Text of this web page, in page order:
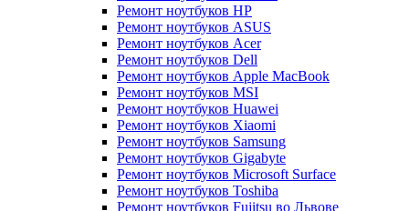
Ремонт ноутбуков HP
Ремонт ноутбуков ASUS
Ремонт ноутбуков Acer
Ремонт ноутбуков Dell
Ремонт ноутбуков Apple MacBook
Ремонт ноутбуков MSI
Ремонт ноутбуков Huawei
Ремонт ноутбуков Xiaomi
Ремонт ноутбуков Samsung
Ремонт ноутбуков Gigabyte
Ремонт ноутбуков Microsoft Surface
Ремонт ноутбуков Toshiba
Ремонт ноутбуков Fujitsu во Львове